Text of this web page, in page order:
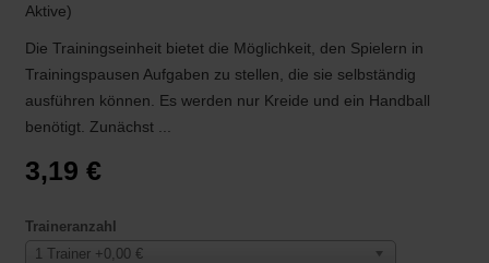
Aktive)
Die Trainingseinheit bietet die Möglichkeit, den Spielern in
Trainingspausen Aufgaben zu stellen, die sie selbständig
ausführen können. Es werden nur Kreide und ein Handball
benötigt. Zunächst ...
3,19 €
Traineranzahl
1 Trainer +0,00 €